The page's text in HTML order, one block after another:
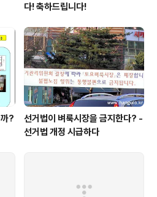
다! 축하드립니다!
?
선거법이 벼룩시장을 금지한다? -
선거법 개정 시급하다